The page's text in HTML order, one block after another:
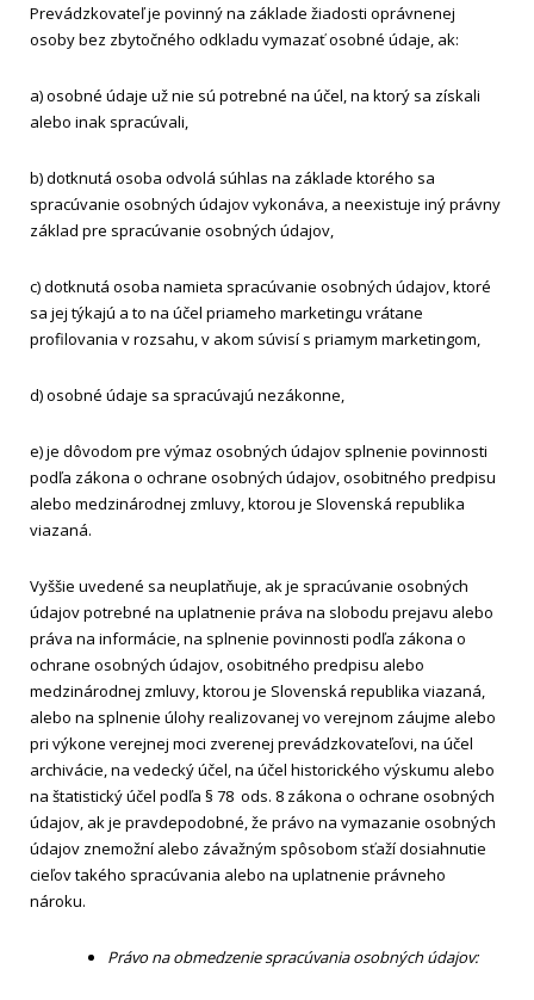
Prevádzkovateľ je povinný na základe žiadosti oprávnenej
osoby bez zbytočného odkladu vymazať osobné údaje, ak:
a) osobné údaje už nie sú potrebné na účel, na ktorý sa získali
alebo inak spracúvali,
b) dotknutá osoba odvolá súhlas na základe ktorého sa
spracúvanie osobných údajov vykonáva, a neexistuje iný právny
základ pre spracúvanie osobných údajov,
c) dotknutá osoba namieta spracúvanie osobných údajov, ktoré
sa jej týkajú a to na účel priameho marketingu vrátane
profilovania v rozsahu, v akom súvisí s priamym marketingom,
d) osobné údaje sa spracúvajú nezákonne,
e) je dôvodom pre výmaz osobných údajov splnenie povinnosti
podľa zákona o ochrane osobných údajov, osobitného predpisu
alebo medzinárodnej zmluvy, ktorou je Slovenská republika
viazaná.
Vyššie uvedené sa neuplatňuje, ak je spracúvanie osobných
údajov potrebné na uplatnenie práva na slobodu prejavu alebo
práva na informácie, na splnenie povinnosti podľa zákona o
ochrane osobných údajov, osobitného predpisu alebo
medzinárodnej zmluvy, ktorou je Slovenská republika viazaná,
alebo na splnenie úlohy realizovanej vo verejnom záujme alebo
pri výkone verejnej moci zverenej prevádzkovateľovi, na účel
archivácie, na vedecký účel, na účel historického výskumu alebo
na štatistický účel podľa § 78 ods. 8 zákona o ochrane osobných
údajov, ak je pravdepodobné, že právo na vymazanie osobných
údajov znemožní alebo závažným spôsobom sťaží dosiahnutie
cieľov takého spracúvania alebo na uplatnenie právneho
nároku.
Právo na obmedzenie spracúvania osobných údajov: